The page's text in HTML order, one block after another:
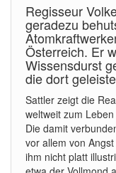
Regisseur
geradezu
Österreich. Er
Wissensdurst
die dort
Sattler zeigt die
weltweit zum
Die damit
vor allem von
ihm nicht platt